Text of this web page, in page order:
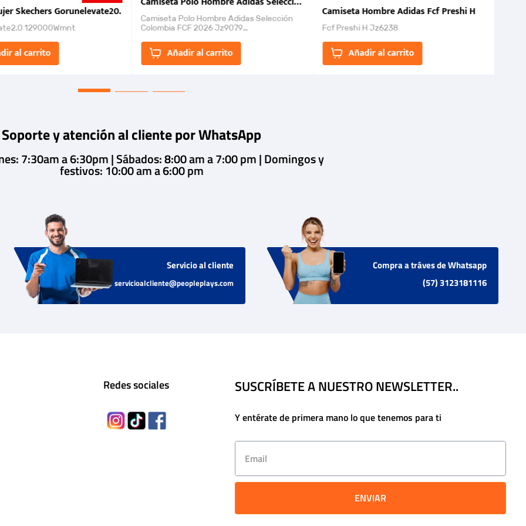
Skechers Gorunelevate20.
129000Wmnt
al carrito
Camiseta Polo Hombre Adidas Selección
Colombia FCF 2026 Jz9079
un estilo de...Añadir al carrito
Camiseta Hombre Adidas Fcf Preshi H
Fcf Preshi H Jz6238
Añadir al carrito
Soporte y atención al cliente por WhatsApp
7:30am a 6:30pm | Sábados: 8:00 am a 7:00 pm | Domingos y
festivos: 10:00 am a 6:00 pm
Servicio al cliente
servicioalcliente@peopleplays.com
Compra a tráves de Whatsapp
(57) 3123181116
Redes sociales SUSCRÍBETE A NUESTRO NEWSLETTER..
Y entérate de primera mano lo que tenemos para ti
ENVIAR